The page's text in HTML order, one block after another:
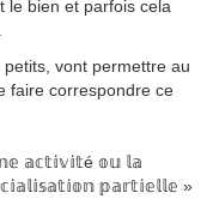
le bien et parfois cela
vont permettre au
faire correspondre ce
𝕒𝕔𝕥𝕚𝕧𝕚𝕥é 𝕠𝕦 𝕝𝕒
𝕡𝕒𝕣𝕥𝕚𝕖𝕝𝕝𝕖 »